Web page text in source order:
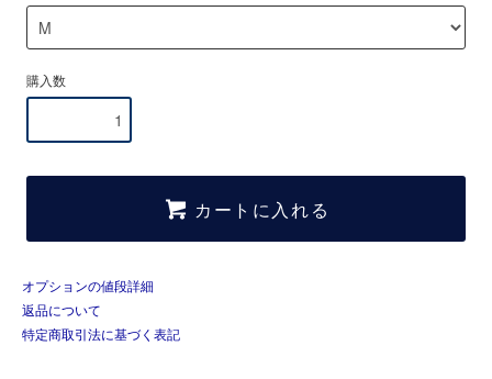
購入数
カートに入れる
オプションの値段詳細
返品について
特定商取引法に基づく表記